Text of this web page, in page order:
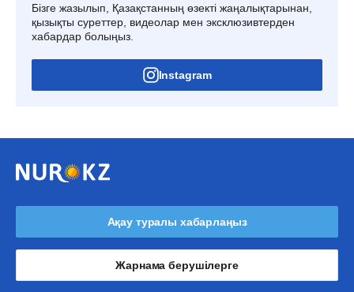
Бізге жазылып, Қазақстанның өзекті жаңалықтарынан,
қызықты суреттер, видеолар мен эксклюзивтерден
хабардар болыңыз.
Instagram
Ақау туралы хабарлаңыз
Жарнама берушілерге